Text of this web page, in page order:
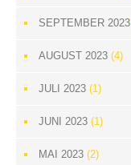
SEPTEMBER 2023
AUGUST 2023 (4)
JULI 2023 (1)
JUNI 2023 (1)
MAI 2023 (2)